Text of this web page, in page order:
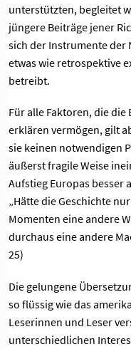
unterstützten, begleitet
jüngere Beiträge jener
sich der Instrumente
etwas wie retrospektive
betreibt.
Für alle Faktoren, die
erklären vermögen, gilt
sie keinen notwendigen
äußerst fragile Weise
Aufstieg Europas besser
„Hätte die Geschichte
Momenten eine andere
durchaus eine andere
25)
Die gelungene
so flüssig wie das
Leserinnen und Leser
unterschiedlichen